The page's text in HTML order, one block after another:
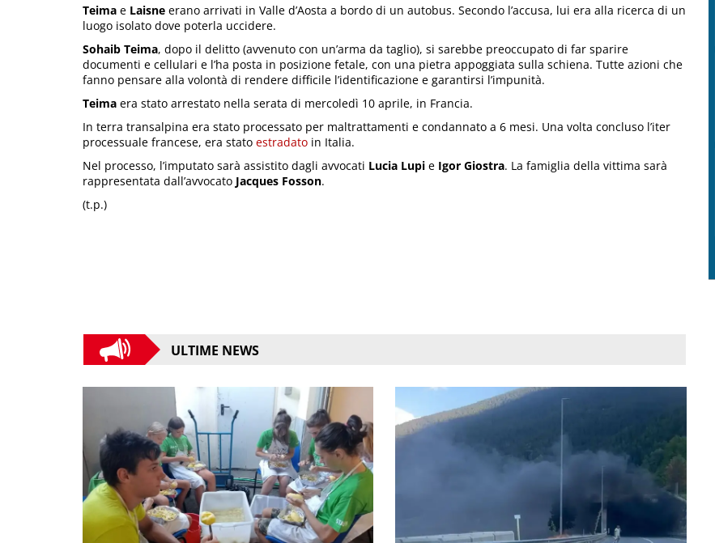
Teima e Laisne erano arrivati in Valle d’Aosta a bordo di un autobus. Secondo l’accusa, lui era alla ricerca di un
luogo isolato dove poterla uccidere.
Sohaib Teima, dopo il delitto (avvenuto con un’arma da taglio), si sarebbe preoccupato di far sparire
documenti e cellulari e l’ha posta in posizione fetale, con una pietra appoggiata sulla schiena. Tutte azioni che
fanno pensare alla volontà di rendere difficile l’identificazione e garantirsi l’impunità.
Teima era stato arrestato nella serata di mercoledì 10 aprile, in Francia.
In terra transalpina era stato processato per maltrattamenti e condannato a 6 mesi. Una volta concluso l’iter
processuale francese, era stato estradato in Italia.
Nel processo, l’imputato sarà assistito dagli avvocati Lucia Lupi e Igor Giostra. La famiglia della vittima sarà
rappresentata dall’avvocato Jacques Fosson.
(t.p.)
ULTIME NEWS